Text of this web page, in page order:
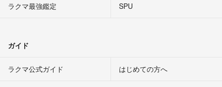
ラクマ最強鑑定
SPU
ガイド
ラクマ公式ガイド はじめての方へ